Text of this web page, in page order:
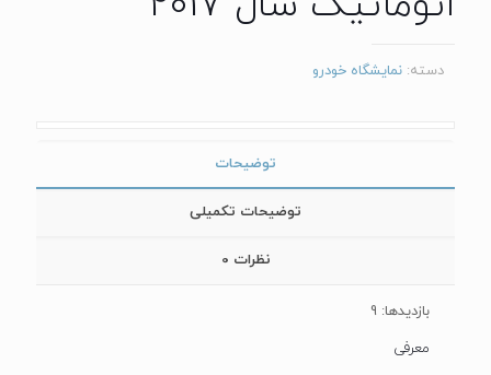
دسته: نمایشگاه خودرو
توضیحات
توضیحات تکمیلی
نظرات 0
بازدیدها: 9
معرفی